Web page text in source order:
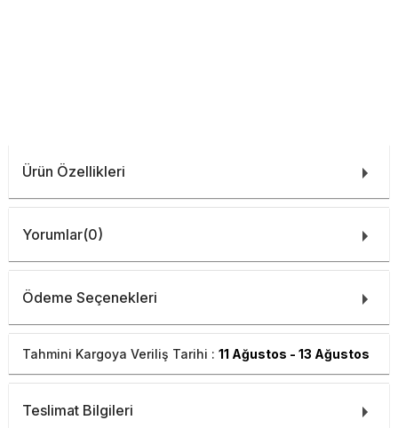
Ürün Özellikleri
Yorumlar(0)
Ödeme Seçenekleri
Tahmini Kargoya Veriliş Tarihi : 11 Ağustos - 13 Ağustos
Teslimat Bilgileri